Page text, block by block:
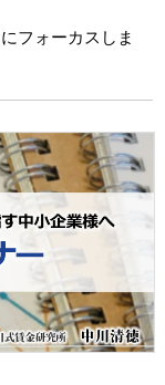
フォーカスしま